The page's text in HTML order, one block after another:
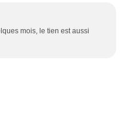
mois, le tien est aussi